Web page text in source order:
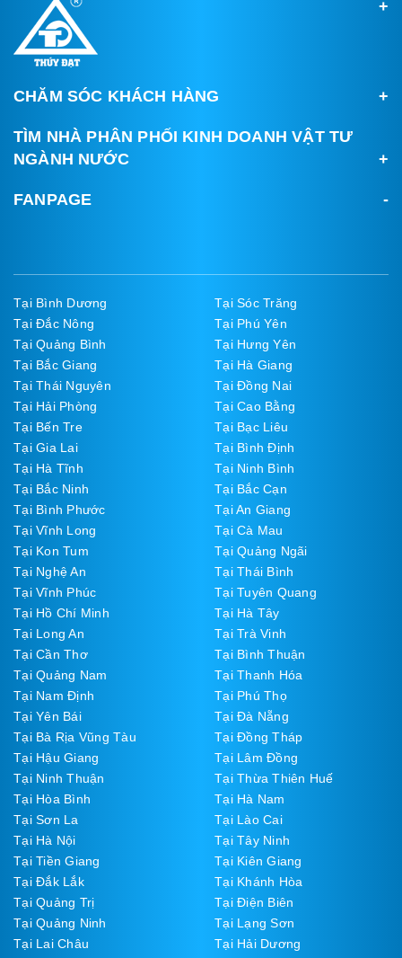
CHĂM SÓC KHÁCH HÀNG
TÌM NHÀ PHÂN PHỐI KINH DOANH VẬT TƯ
NGÀNH NƯỚC
FANPAGE
Tại Bình Dương
Tại Sóc Trăng
Tại Đắc Nông
Tại Phú Yên
Tại Quảng Bình
Tại Hưng Yên
Tại Bắc Giang
Tại Hà Giang
Tại Thái Nguyên
Tại Đồng Nai
Tại Hải Phòng
Tại Cao Bằng
Tại Bến Tre
Tại Bạc Liêu
Tại Gia Lai
Tại Bình Định
Tại Hà Tĩnh
Tại Ninh Bình
Tại Bắc Ninh
Tại Bắc Cạn
Tại Bình Phước
Tại An Giang
Tại Vĩnh Long
Tại Cà Mau
Tại Kon Tum
Tại Quảng Ngãi
Tại Nghệ An
Tại Thái Bình
Tại Vĩnh Phúc
Tại Tuyên Quang
Tại Hồ Chí Minh
Tại Hà Tây
Tại Long An
Tại Trà Vinh
Tại Cần Thơ
Tại Bình Thuận
Tại Quảng Nam
Tại Thanh Hóa
Tại Nam Định
Tại Phú Thọ
Tại Yên Bái
Tại Đà Nẵng
Tại Bà Rịa Vũng Tàu
Tại Đồng Tháp
Tại Hậu Giang
Tại Lâm Đồng
Tại Ninh Thuận
Tại Thừa Thiên Huế
Tại Hòa Bình
Tại Hà Nam
Tại Sơn La
Tại Lào Cai
Tại Hà Nội
Tại Tây Ninh
Tại Tiền Giang
Tại Kiên Giang
Tại Đắk Lắk
Tại Khánh Hòa
Tại Quảng Trị
Tại Điện Biên
Tại Quảng Ninh
Tại Lạng Sơn
Tại Lai Châu
Tại Hải Dương